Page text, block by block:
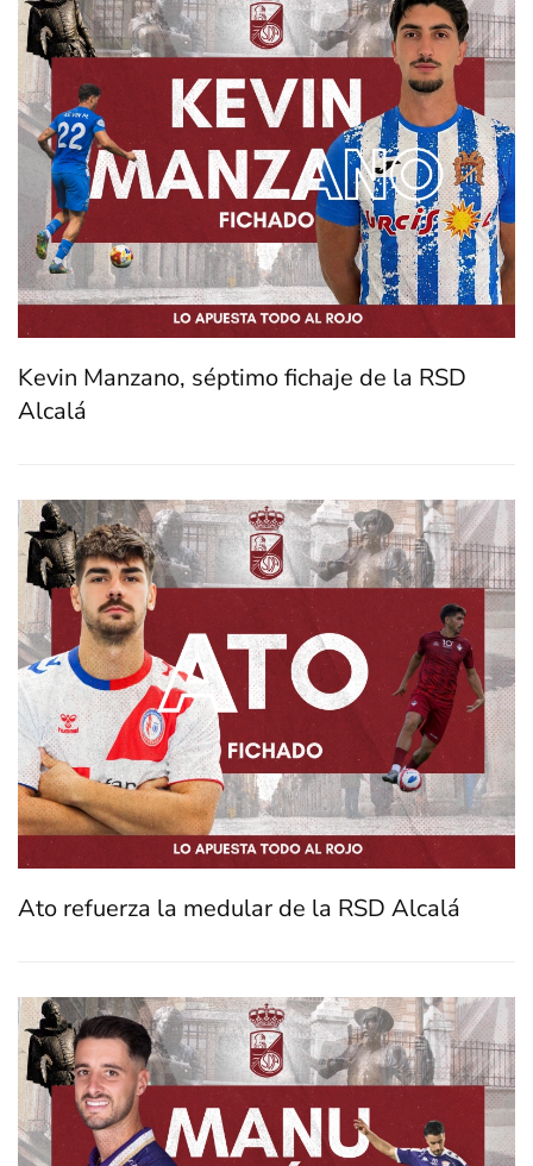
Kevin Manzano, séptimo fichaje de la RSD
Alcalá
Ato refuerza la medular de la RSD Alcalá